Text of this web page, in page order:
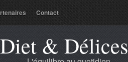
Contact
Diet & Délices